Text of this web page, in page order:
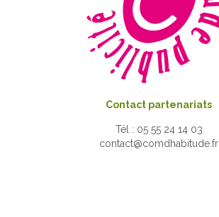
Contact partenariats
Tél : 05 55 24 14 03
contact@comdhabitude.fr